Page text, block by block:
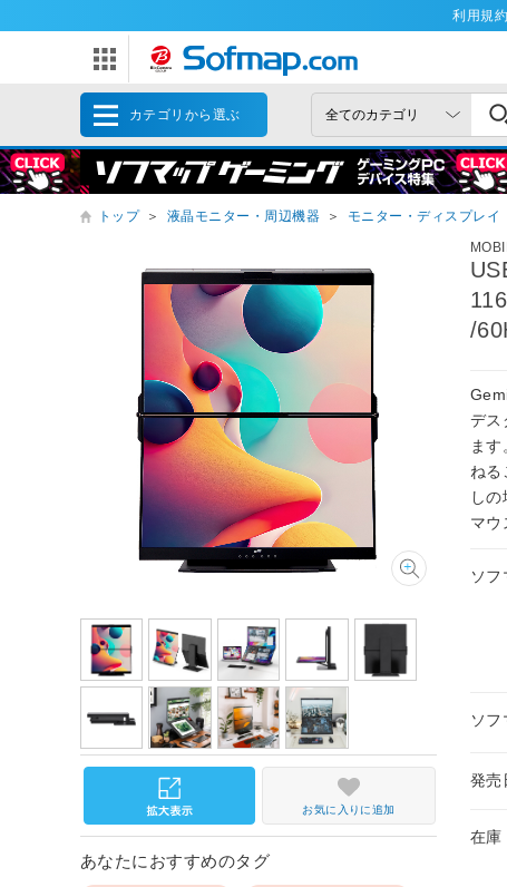
利用規約
カテゴリから選ぶ
トップ ＞ 液晶モニター・周辺機器 ＞ モニター・ディスプレイ
/
デス
ま
ねる
し
マウ
ソフ
ソフ
発売
在庫
お気に入りに追加
あなたにおすすめのタグ